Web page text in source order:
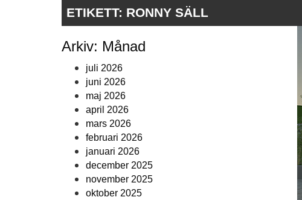
ETIKETT: RONNY SÄLL
Arkiv: Månad
juli 2026
juni 2026
maj 2026
april 2026
mars 2026
februari 2026
januari 2026
december 2025
november 2025
oktober 2025